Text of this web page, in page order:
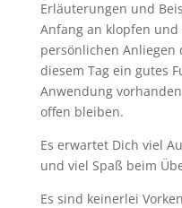
Erläuterungen und
Anfang an klopfen
persönlichen Anliegen
diesem Tag ein gutes
Anwendung
offen bleiben.
Es erwartet Dich viel
und viel Spaß beim
Es sind keinerlei